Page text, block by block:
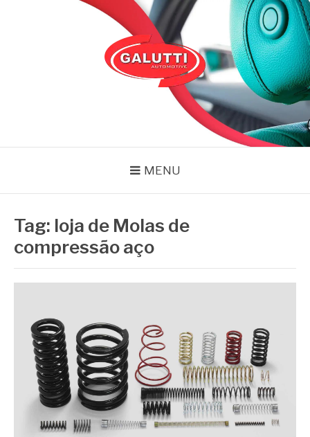
MENU
Tag: loja de Molas de
compressão aço